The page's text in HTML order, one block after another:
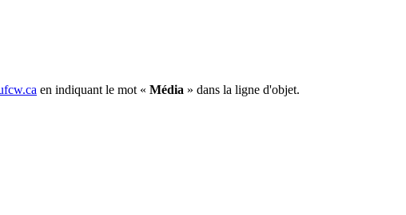
en indiquant le mot « Média » dans la ligne d'objet.